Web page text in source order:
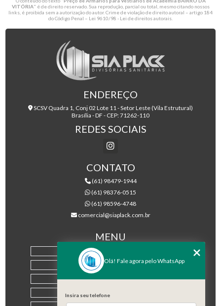
VITÓRIA" é de direito reservado. Sua reprodução, parcial ou total, mesmo citando nossos
links, é proibida sem a autorização do autor. Crime de violação de direito autoral – artigo 184
do Código Penal – Lei 9610/98 - Lei de direitos autorais
ENDEREÇO
SCSV Quadra 1, Conj 02 Lote 11 - Setor Leste (Vila Estrutural)
Brasília - DF - CEP: 71262-110
REDES SOCIAIS
CONTATO
(61) 98479-1944
(61) 98376-0515
(61) 98596-4748
comercial@siaplack.com.br
MENU
EMPRESA
PRODUTOS
Olá! Fale agora pelo WhatsApp
Insira seu telefone